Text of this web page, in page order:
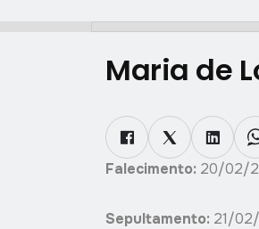
Maria de
Falecimento: 20/02/
Sepultamento: 21/